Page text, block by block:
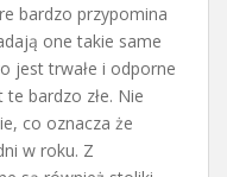
bardzo przypomina
one takie same
jest trwałe i odporne
bardzo złe. Nie
co oznacza że
w roku. Z